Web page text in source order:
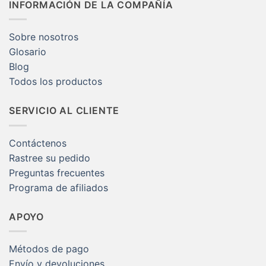
$12.59
INFORMACIÓN DE LA COMPAÑÍA
Sobre nosotros
Glosario
Blog
Todos los productos
SERVICIO AL CLIENTE
Contáctenos
Rastree su pedido
Preguntas frecuentes
Programa de afiliados
APOYO
Métodos de pago